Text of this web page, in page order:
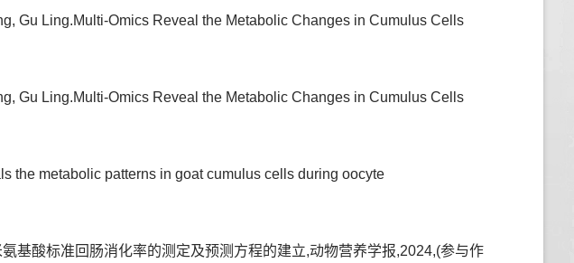
Gu Ling.Multi-Omics Reveal the Metabolic Changes in Cumulus Cells
Gu Ling.Multi-Omics Reveal the Metabolic Changes in Cumulus Cells
the metabolic patterns in goat cumulus cells during oocyte
基酸标准回肠消化率的测定及预测方程的建立,动物营养学报,2024,(参与作